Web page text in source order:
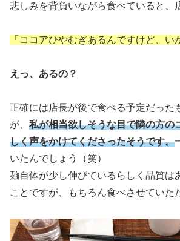
悲しみを背負いながら食べていると、
「ココアひやむぎあるんですけど、い
えっ、あるの？
正確には店長が後で食べる予定だった
が、 私が相当欲しそうな目で隣の方の
しく声をかけてくださったそうです。
いたんでしょう（笑）
麺自体が少し伸びているらしく品質は
ことですが、もちろん食べさせていた